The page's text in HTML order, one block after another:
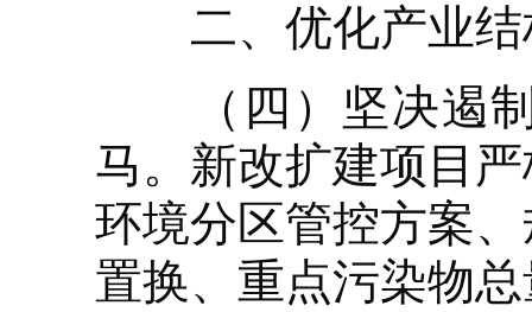
二、优化产业结
（四）坚决遏制
马。新改扩建项目
环境分区管控方案
置换、重点污染物